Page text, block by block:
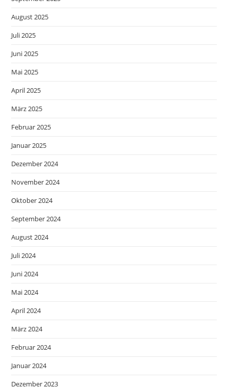
August 2025
Juli 2025
Juni 2025
Mai 2025
April 2025
März 2025
Februar 2025
Januar 2025
Dezember 2024
November 2024
Oktober 2024
September 2024
August 2024
Juli 2024
Juni 2024
Mai 2024
April 2024
März 2024
Februar 2024
Januar 2024
Dezember 2023